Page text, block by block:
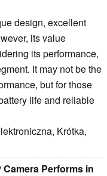
design, excellent
its value
its performance,
It may not be the
but for those
life and reliable
Krótka,
Camera Performs in